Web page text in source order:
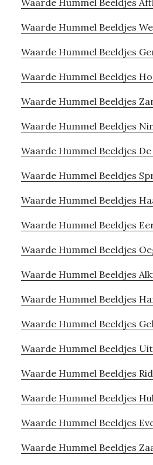
Waarde Hummel Beeldjes
Waarde Hummel Beeldjes
Waarde Hummel Beeldjes
Waarde Hummel Beeldjes
Waarde Hummel Beeldjes
Waarde Hummel Beeldjes
Waarde Hummel Beeldjes
Waarde Hummel Beeldjes
Waarde Hummel Beeldjes
Waarde Hummel Beeldjes
Waarde Hummel Beeldjes
Waarde Hummel Beeldjes
Waarde Hummel Beeldjes
Waarde Hummel Beeldjes
Waarde Hummel Beeldjes
Waarde Hummel Beeldjes
Waarde Hummel Beeldjes
Waarde Hummel Beeldjes